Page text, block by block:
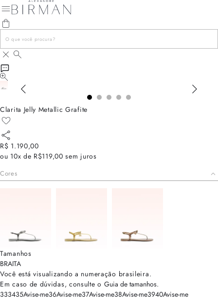
Clarita Jelly Metallic Grafite
R$ 1.190,00
ou 10x de R$119,00 sem juros
Cores
Tamanhos
BRAITA
Você está visualizando a numeração brasileira.
Em caso de dúvidas, consulte o Guia de tamanhos.
333435Avise-me36Avise-me37Avise-me38Avise-me3940Avise-me